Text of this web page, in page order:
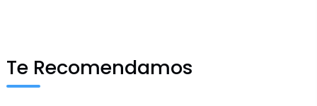
Te Recomendamos